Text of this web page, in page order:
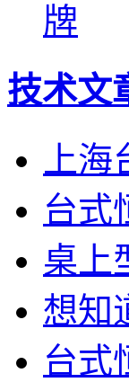
牌
技术文
上
台式
桌上
想知
台式